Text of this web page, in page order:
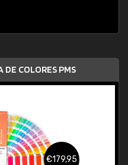
DE COLORES PMS
€179,95